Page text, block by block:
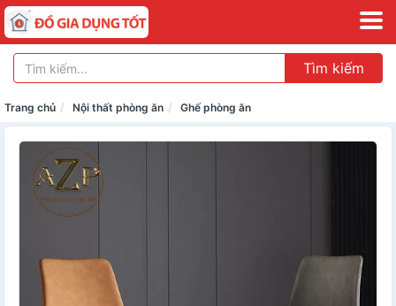
Tìm kiếm
Trang chủ Nội thất phòng ăn Ghế phòng ăn